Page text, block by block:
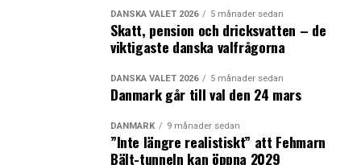
DANSKA VALET 2026 5 månader sedan
Skatt, pension och dricksvatten – de
viktigaste danska valfrågorna
DANSKA VALET 2026 5 månader sedan
Danmark går till val den 24 mars
DANMARK 9 månader sedan
”Inte längre realistiskt” att Fehmarn
Bält-tunneln kan öppna 2029